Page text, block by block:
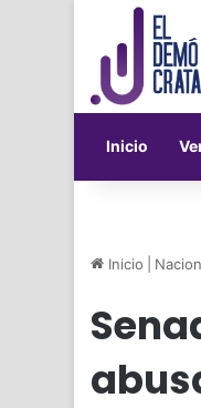
Inicio
Inicio